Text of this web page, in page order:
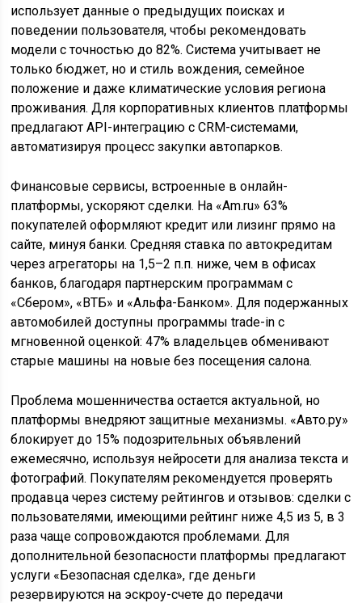
использует данные о предыдущих поисках и
поведении пользователя, чтобы рекомендовать
модели с точностью до 82%. Система учитывает не
только бюджет, но и стиль вождения, семейное
положение и даже климатические условия региона
проживания. Для корпоративных клиентов платформы
предлагают API-интеграцию с CRM-системами,
автоматизируя процесс закупки автопарков.
Финансовые сервисы, встроенные в онлайн-
платформы, ускоряют сделки. На «Am.ru» 63%
покупателей оформляют кредит или лизинг прямо на
сайте, минуя банки. Средняя ставка по автокредитам
через агрегаторы на 1,5–2 п.п. ниже, чем в офисах
банков, благодаря партнерским программам с
«Сбером», «ВТБ» и «Альфа-Банком». Для подержанных
автомобилей доступны программы trade-in с
мгновенной оценкой: 47% владельцев обменивают
старые машины на новые без посещения салона.
Проблема мошенничества остается актуальной, но
платформы внедряют защитные механизмы. «Авто.ру»
блокирует до 15% подозрительных объявлений
ежемесячно, используя нейросети для анализа текста и
фотографий. Покупателям рекомендуется проверять
продавца через систему рейтингов и отзывов: сделки с
пользователями, имеющими рейтинг ниже 4,5 из 5, в 3
раза чаще сопровождаются проблемами. Для
дополнительной безопасности платформы предлагают
услуги «Безопасная сделка», где деньги
резервируются на эскроу-счете до передачи